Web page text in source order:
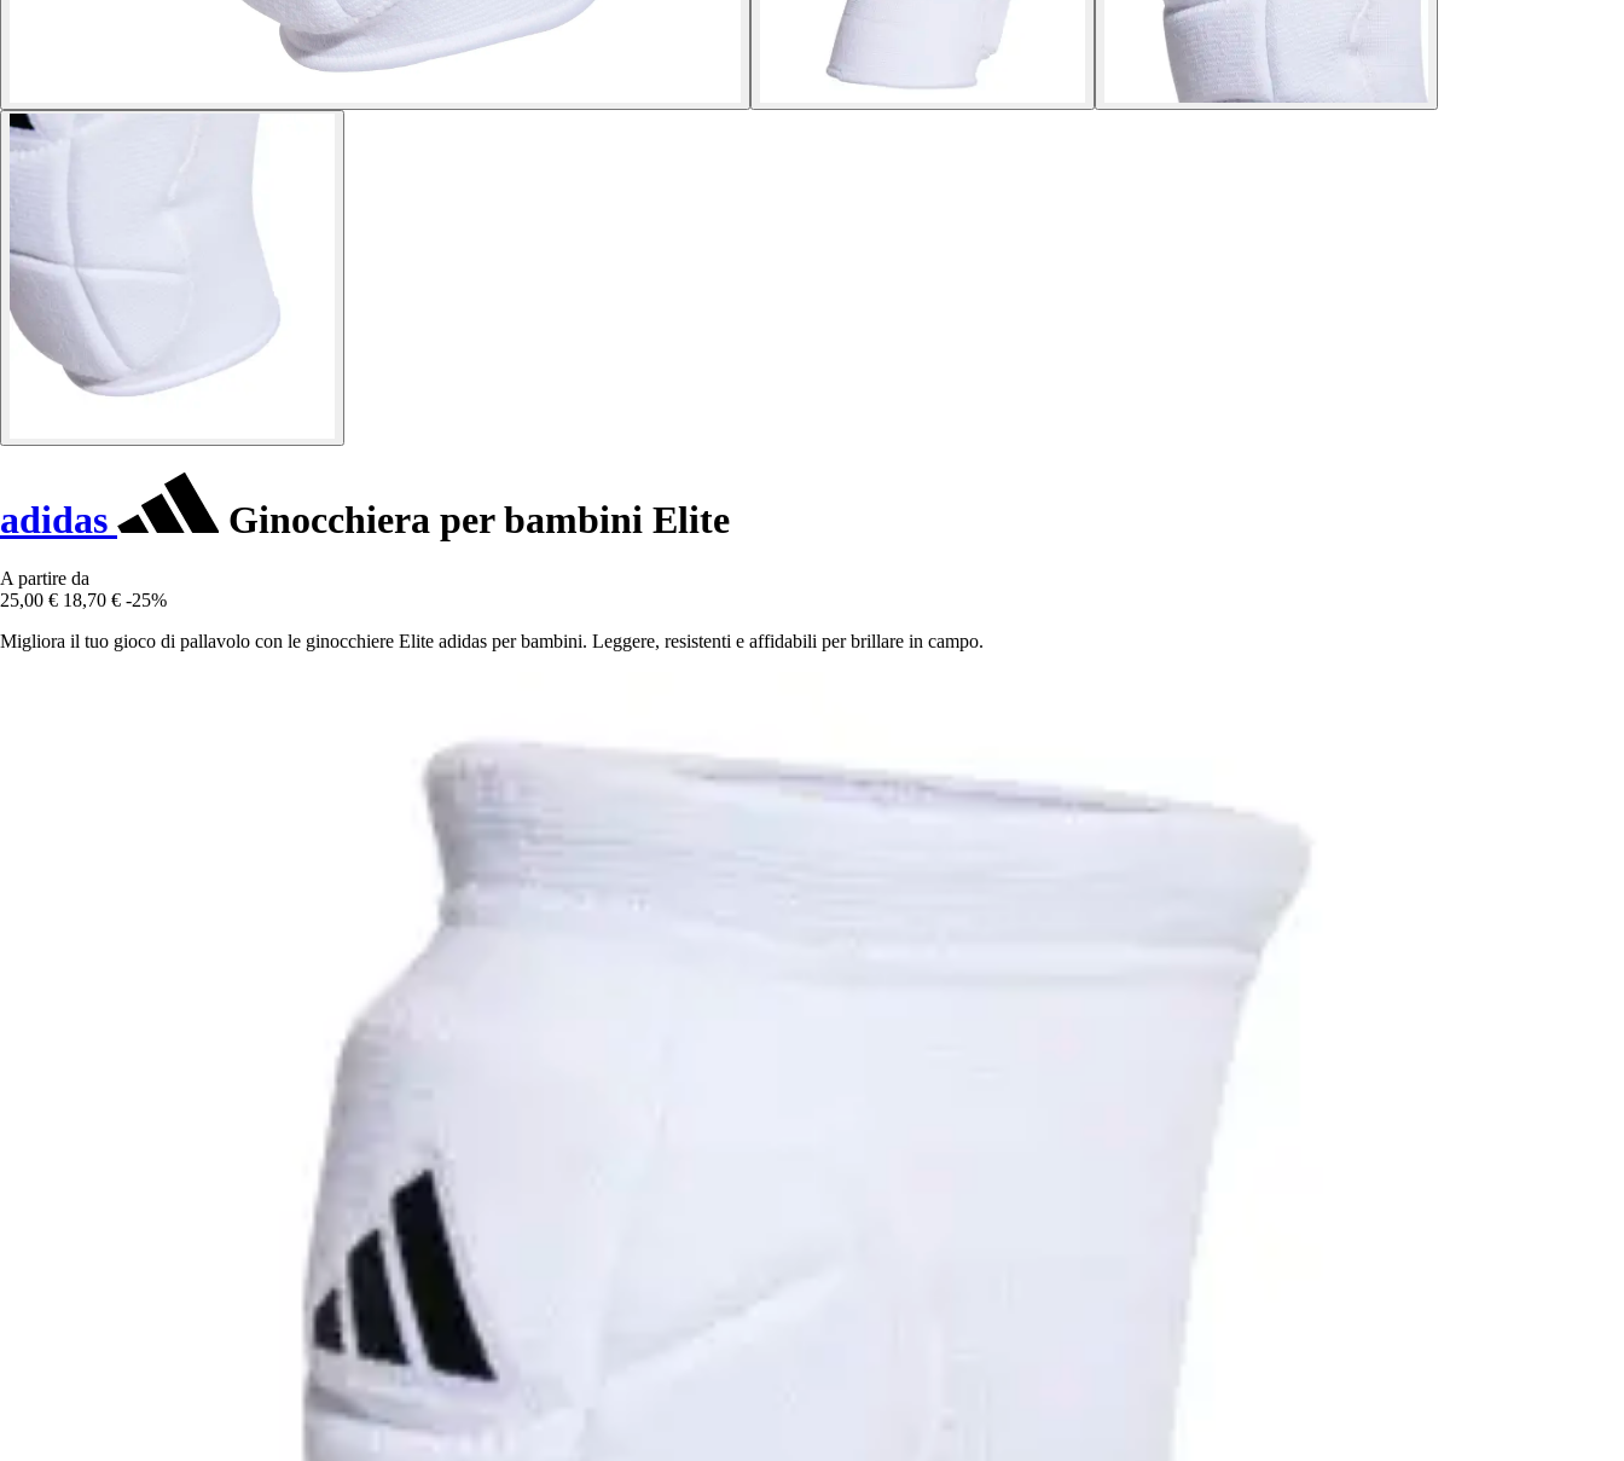
adidas Ginocchiera per bambini Elite
A partire da
25,00 € 18,70 € -25%
Migliora il tuo gioco di pallavolo con le ginocchiere Elite adidas per bambini. Leggere, resistenti e affidabili per brillare in campo.